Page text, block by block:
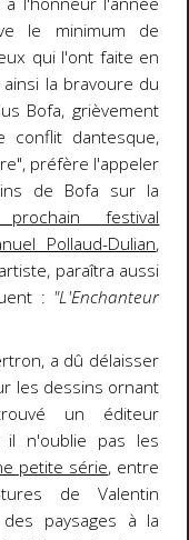
le minimum de
qui l'ont faite en
la bravoure du
Bofa, grièvement
conflit dantesque,
préfère l'appeler
de Bofa sur la
festival
Pollaud-Dulian,
paraîtra aussi
: "L'Enchanteur
a dû délaisser
les dessins ornant
un éditeur
il n'oublie pas les
petite série, entre
de Valentin
paysages à la